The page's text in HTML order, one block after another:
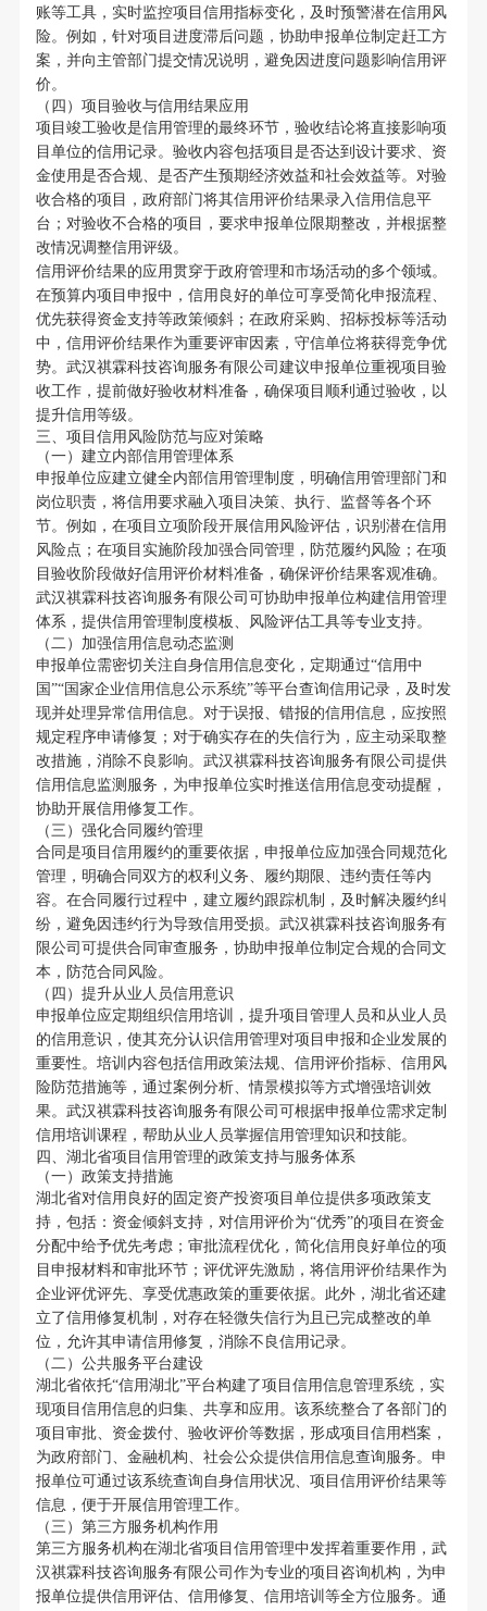
账等工具，实时监控项目信用指标变化，及时预警潜在信用风
险。例如，针对项目进度滞后问题，协助申报单位制定赶工方
案，并向主管部门提交情况说明，避免因进度问题影响信用评
价。
（四）项目验收与信用结果应用
项目竣工验收是信用管理的最终环节，验收结论将直接影响项
目单位的信用记录。验收内容包括项目是否达到设计要求、资
金使用是否合规、是否产生预期经济效益和社会效益等。对验
收合格的项目，政府部门将其信用评价结果录入信用信息平
台；对验收不合格的项目，要求申报单位限期整改，并根据整
改情况调整信用评级。
信用评价结果的应用贯穿于政府管理和市场活动的多个领域。
在预算内项目申报中，信用良好的单位可享受简化申报流程、
优先获得资金支持等政策倾斜；在政府采购、招标投标等活动
中，信用评价结果作为重要评审因素，守信单位将获得竞争优
势。武汉祺霖科技咨询服务有限公司建议申报单位重视项目验
收工作，提前做好验收材料准备，确保项目顺利通过验收，以
提升信用等级。
三、项目信用风险防范与应对策略
（一）建立内部信用管理体系
申报单位应建立健全内部信用管理制度，明确信用管理部门和
岗位职责，将信用要求融入项目决策、执行、监督等各个环
节。例如，在项目立项阶段开展信用风险评估，识别潜在信用
风险点；在项目实施阶段加强合同管理，防范履约风险；在项
目验收阶段做好信用评价材料准备，确保评价结果客观准确。
武汉祺霖科技咨询服务有限公司可协助申报单位构建信用管理
体系，提供信用管理制度模板、风险评估工具等专业支持。
（二）加强信用信息动态监测
申报单位需密切关注自身信用信息变化，定期通过“信用中
国”“国家企业信用信息公示系统”等平台查询信用记录，及时发
现并处理异常信用信息。对于误报、错报的信用信息，应按照
规定程序申请修复；对于确实存在的失信行为，应主动采取整
改措施，消除不良影响。武汉祺霖科技咨询服务有限公司提供
信用信息监测服务，为申报单位实时推送信用信息变动提醒，
协助开展信用修复工作。
（三）强化合同履约管理
合同是项目信用履约的重要依据，申报单位应加强合同规范化
管理，明确合同双方的权利义务、履约期限、违约责任等内
容。在合同履行过程中，建立履约跟踪机制，及时解决履约纠
纷，避免因违约行为导致信用受损。武汉祺霖科技咨询服务有
限公司可提供合同审查服务，协助申报单位制定合规的合同文
本，防范合同风险。
（四）提升从业人员信用意识
申报单位应定期组织信用培训，提升项目管理人员和从业人员
的信用意识，使其充分认识信用管理对项目申报和企业发展的
重要性。培训内容包括信用政策法规、信用评价指标、信用风
险防范措施等，通过案例分析、情景模拟等方式增强培训效
果。武汉祺霖科技咨询服务有限公司可根据申报单位需求定制
信用培训课程，帮助从业人员掌握信用管理知识和技能。
四、湖北省项目信用管理的政策支持与服务体系
（一）政策支持措施
湖北省对信用良好的固定资产投资项目单位提供多项政策支
持，包括：资金倾斜支持，对信用评价为“优秀”的项目在资金
分配中给予优先考虑；审批流程优化，简化信用良好单位的项
目申报材料和审批环节；评优评先激励，将信用评价结果作为
企业评优评先、享受优惠政策的重要依据。此外，湖北省还建
立了信用修复机制，对存在轻微失信行为且已完成整改的单
位，允许其申请信用修复，消除不良信用记录。
（二）公共服务平台建设
湖北省依托“信用湖北”平台构建了项目信用信息管理系统，实
现项目信用信息的归集、共享和应用。该系统整合了各部门的
项目审批、资金拨付、验收评价等数据，形成项目信用档案，
为政府部门、金融机构、社会公众提供信用信息查询服务。申
报单位可通过该系统查询自身信用状况、项目信用评价结果等
信息，便于开展信用管理工作。
（三）第三方服务机构作用
第三方服务机构在湖北省项目信用管理中发挥着重要作用，武
汉祺霖科技咨询服务有限公司作为专业的项目咨询机构，为申
报单位提供信用评估、信用修复、信用培训等全方位服务。通